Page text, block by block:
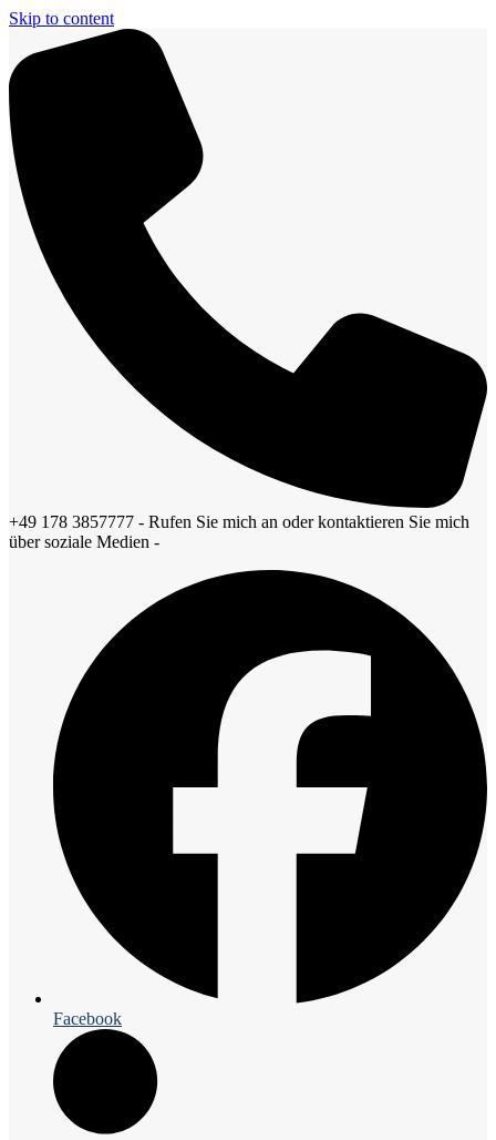
Skip to content
+49 178 3857777 - Rufen Sie mich an oder kontaktieren Sie mich
über soziale Medien -
Facebook